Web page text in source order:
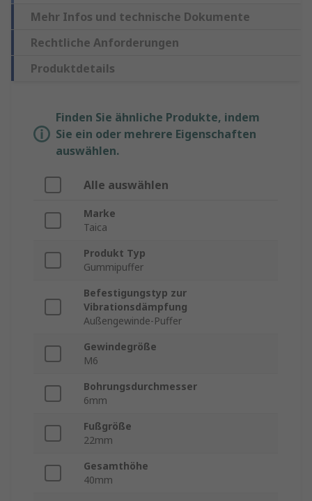
Mehr Infos und technische Dokumente
Rechtliche Anforderungen
Produktdetails
Finden Sie ähnliche Produkte, indem
Sie ein oder mehrere Eigenschaften
auswählen.
Alle auswählen
Marke
Taica
Produkt Typ
Gummipuffer
Befestigungstyp zur
Vibrationsdämpfung
Außengewinde-Puffer
Gewindegröße
M6
Bohrungsdurchmesser
6mm
Fußgröße
22mm
Gesamthöhe
40mm